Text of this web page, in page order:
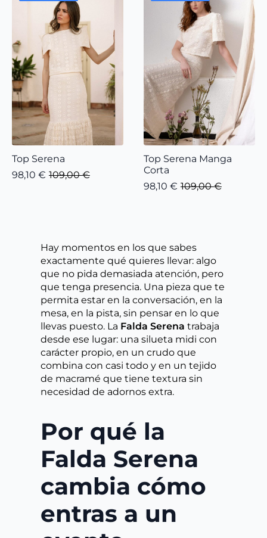
Top Serena
109,00€
El
98,10 €
El
Top Serena Manga
Corta
109,00€
El
98,10 €
El
Hay momentos en los que sabes
exactamente qué quieres llevar: algo
que no pida demasiada atención, pero
que tenga presencia. Una pieza que te
permita estar en la conversación, en la
mesa, en la pista, sin pensar en lo que
llevas puesto. La Falda Serena trabaja
desde ese lugar: una silueta midi con
carácter propio, en un crudo que
combina con casi todo y en un tejido
de macramé que tiene textura sin
necesidad de adornos extra.
Por qué la
Falda Serena
cambia cómo
entras a un